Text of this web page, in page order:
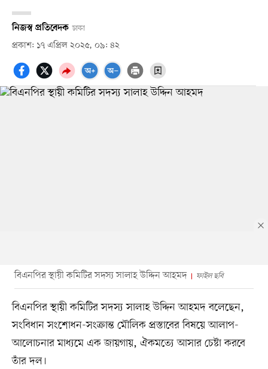
নিজস্ব প্রতিবেদক ঢাকা
প্রকাশ: ১৭ এপ্রিল ২০২৫, ০৯: ৪২
বিএনপির স্থায়ী কমিটির সদস্য সালাহ উদ্দিন আহমদ ফাইল ছবি
বিএনপির স্থায়ী কমিটির সদস্য সালাহ উদ্দিন আহমদ বলেছেন,
সংবিধান সংশোধন-সংক্রান্ত মৌলিক প্রস্তাবের বিষয়ে আলাপ-
আলোচনার মাধ্যমে এক জায়গায়, ঐকমত্যে আসার চেষ্টা করবে
তাঁর দল।